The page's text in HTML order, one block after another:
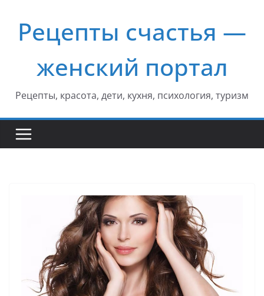
содержимому
Рецепты счастья —
женский портал
Рецепты, красота, дети, кухня, психология, туризм